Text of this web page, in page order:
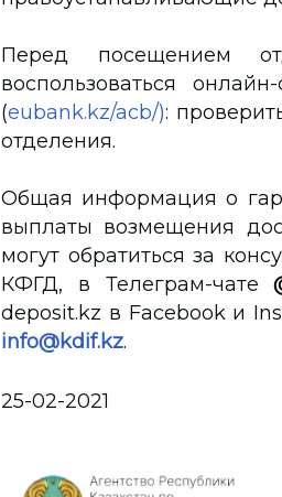
Перед посещением
воспользоваться
(eubank.kz/acb/):
отделения.
Общая информация о
выплаты возмещения
могут обратиться за
КФГД, в Телеграм-чате
deposit.kz в Facebook и
info@kdif.kz.
25-02-2021